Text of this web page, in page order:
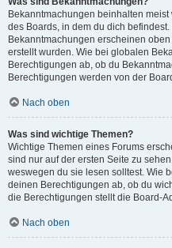
Bekanntmachungen beinhalten
des Boards, in dem du dich
Bekanntmachungen erscheinen
erstellt wurden. Wie bei globalen
Berechtigungen ab, ob du
Berechtigungen werden von der
Nach oben
Was sind wichtige Themen?
Wichtige Themen eines Forums
sind nur auf der ersten Seite zu
weswegen du sie lesen solltest. Wie
deinen Berechtigungen ab, ob du
die Berechtigungen stellt die Board-
Nach oben